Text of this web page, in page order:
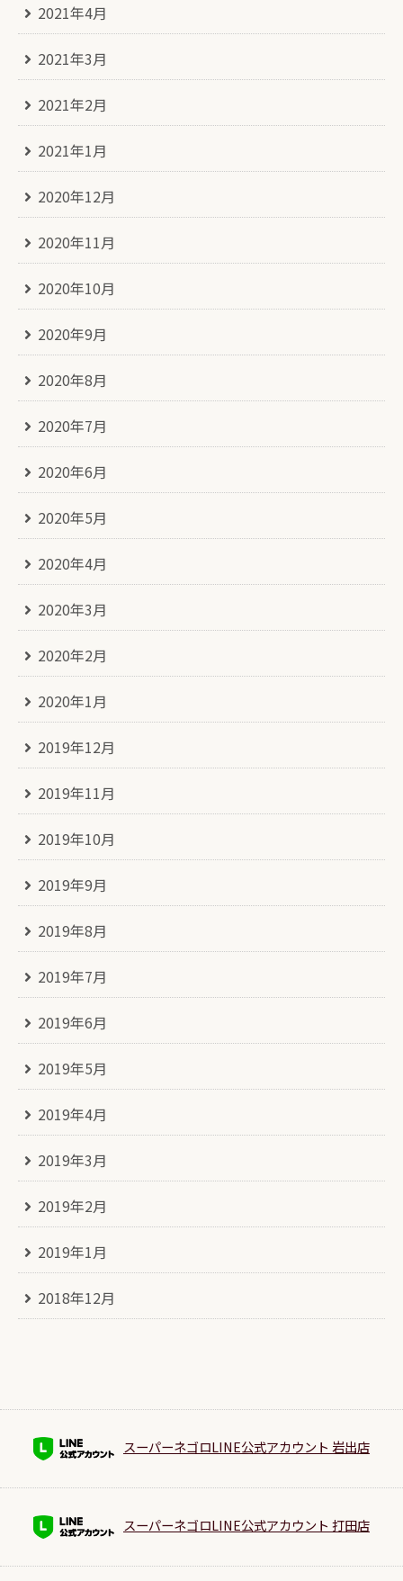
2021年4月
2021年3月
2021年2月
2021年1月
2020年12月
2020年11月
2020年10月
2020年9月
2020年8月
2020年7月
2020年6月
2020年5月
2020年4月
2020年3月
2020年2月
2020年1月
2019年12月
2019年11月
2019年10月
2019年9月
2019年8月
2019年7月
2019年6月
2019年5月
2019年4月
2019年3月
2019年2月
2019年1月
2018年12月
スーパーネゴロLINE公式アカウント 岩出店
スーパーネゴロLINE公式アカウント 打田店